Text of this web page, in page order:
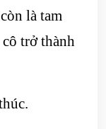
là tam
trở thành